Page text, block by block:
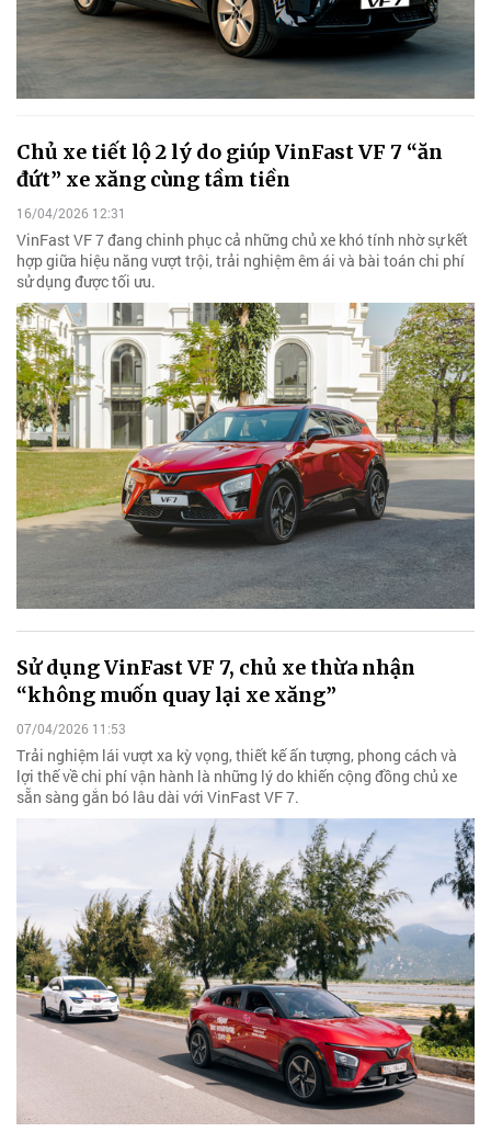
Chủ xe tiết lộ 2 lý do giúp VinFast VF 7 “ăn
đứt” xe xăng cùng tầm tiền
16/04/2026 12:31
VinFast VF 7 đang chinh phục cả những chủ xe khó tính nhờ sự kết
hợp giữa hiệu năng vượt trội, trải nghiệm êm ái và bài toán chi phí
sử dụng được tối ưu.
Sử dụng VinFast VF 7, chủ xe thừa nhận
“không muốn quay lại xe xăng”
07/04/2026 11:53
Trải nghiệm lái vượt xa kỳ vọng, thiết kế ấn tượng, phong cách và
lợi thế về chi phí vận hành là những lý do khiến cộng đồng chủ xe
sẵn sàng gắn bó lâu dài với VinFast VF 7.